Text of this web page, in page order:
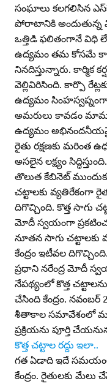
సంఘాలు కలగలిసిన
పోరాటానికి అందుతున్న
ఒత్తిడి ఫలితంగానే విధి
ఉద్యమం తమ కోసమే
నినదిస్తున్నారు. కార్మిక
వెల్లివిరిసింది. కార్పొ
ఉద్యమం
అమరులు కావడం
ఉద్యమం
రైతు రక్షణకు
అసలైన లక్ష్యం సిద్ధిస్తుంది.
తొలుత కేబినెట్‌
చట్టాలకు వ్యతిరేకంగా
దిగొచ్చింది. కొత్త సాగు
మోదీ స్వయంగా
నూతన సాగు చట్టాలకు
కేంద్రం ఇటీవల దిగొచ్చింది.
ప్రధాని నరేంద్ర మోదీ
నేపథ్యంలో కొత్త
చేసింది కేంద్రం. నవంబర్‌
శీతాకాల సమావేశంలో
ప్రక్రియను పూర్తి
కొత్త చట్టాల రద్దు ఇలా..
గత ఏడాది ఇదే
కేంద్రం. రైతులకు మేలు